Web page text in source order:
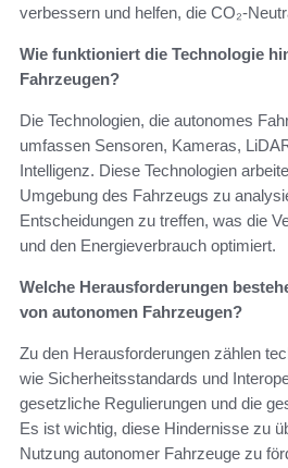
verbessern und helfen, die CO₂-
Wie funktioniert die Technologie
Fahrzeugen?
Die Technologien, die autonomes
umfassen Sensoren, Kameras,
Intelligenz. Diese Technologien
Umgebung des Fahrzeugs zu
Entscheidungen zu treffen, was die
und den Energieverbrauch optimiert.
Welche Herausforderungen
von autonomen Fahrzeugen?
Zu den Herausforderungen zählen
wie Sicherheitsstandards und
gesetzliche Regulierungen und die
Es ist wichtig, diese Hindernisse zu
Nutzung autonomer Fahrzeuge zu